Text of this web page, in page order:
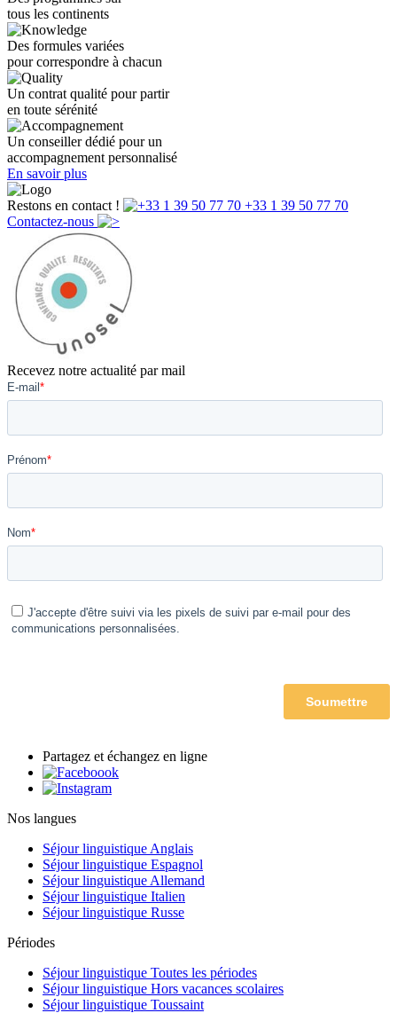
tous les continents
Des formules variées
pour correspondre à chacun
Un contrat qualité pour partir
en toute sérénité
Un conseiller dédié pour un
accompagnement personnalisé
En savoir plus
Restons en contact !
+33 1 39 50 77 70
Contactez-nous
Recevez notre actualité par mail
Partagez et échangez en ligne
Nos langues
Séjour linguistique Anglais
Séjour linguistique Espagnol
Séjour linguistique Allemand
Séjour linguistique Italien
Séjour linguistique Russe
Périodes
Séjour linguistique Toutes les périodes
Séjour linguistique Hors vacances scolaires
Séjour linguistique Toussaint